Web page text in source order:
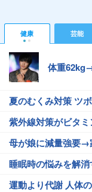
健康 芸能
体重
夏のむくみ対策 ツ
紫外線対策がビタ
母が娘に減量強要→
睡眠時の悩みを解
運動より代謝 人体